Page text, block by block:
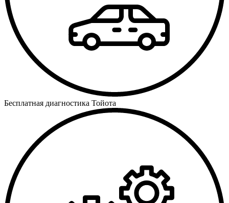
Бесплатная диагностика Тойота